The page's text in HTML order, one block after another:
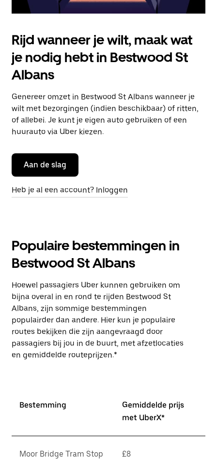
Rijd wanneer je wilt, maak wat
je nodig hebt in Bestwood St
Albans
Genereer omzet in Bestwood St Albans wanneer je
wilt met bezorgingen (indien beschikbaar) of ritten,
of allebei. Je kunt je eigen auto gebruiken of een
huurauto via Uber kiezen.
Aan de slag
Heb je al een account? Inloggen
Populaire bestemmingen in
Bestwood St Albans
Hoewel passagiers Uber kunnen gebruiken om
bijna overal in en rond te rijden Bestwood St
Albans, zijn sommige bestemmingen
populairder dan andere. Hier kun je populaire
routes bekijken die zijn aangevraagd door
passagiers bij jou in de buurt, met afzetlocaties
en gemiddelde routeprijzen.*
Bestemming
Gemiddelde prijs
met UberX*
Moor Bridge Tram Stop £8